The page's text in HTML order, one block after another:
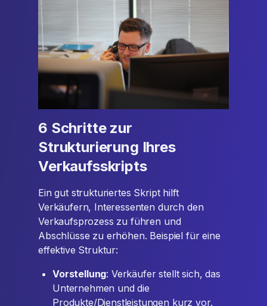
6 Schritte zur
Strukturierung Ihres
Verkaufsskripts
Ein gut strukturiertes Skript hilft
Verkäufern, Interessenten durch den
Verkaufsprozess zu führen und
Abschlüsse zu erhöhen. Beispiel für eine
effektive Struktur:
Vorstellung: Verkäufer stellt sich, das
Unternehmen und die
Produkte/Dienstleistungen kurz vor.